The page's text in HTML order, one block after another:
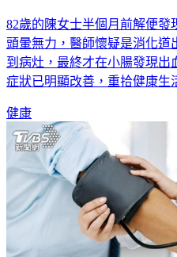
82歲的陳女士半個月前解便
頭暈無力，醫師懷疑是消化
到病灶，最終才在小腸發現出
症狀已明顯改善，重拾健康生
健康